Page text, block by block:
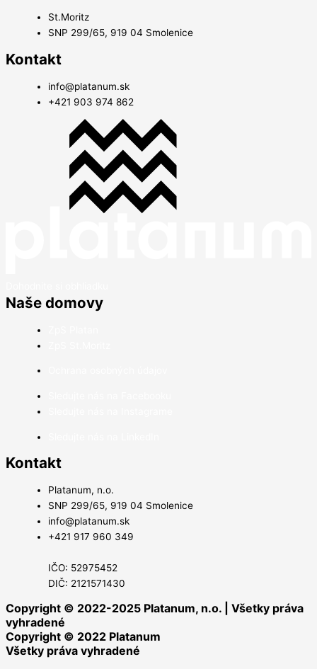
St.Moritz
SNP 299/65, 919 04 Smolenice
Kontakt
info@platanum.sk
+421 903 974 862
Naše domovy
Kontakt
Platanum, n.o.
SNP 299/65, 919 04 Smolenice
info@platanum.sk
+421 917 960 349
IČO: 52975452
DIČ: 2121571430
Copyright © 2022-2025 Platanum, n.o. | Všetky práva
vyhradené
Copyright © 2022 Platanum
Všetky práva vyhradené